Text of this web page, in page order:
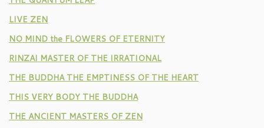
LIVE ZEN
NO MIND the FLOWERS OF ETERNITY
RINZAI MASTER OF THE IRRATIONAL
THE BUDDHA THE EMPTINESS OF THE HEART
THIS VERY BODY THE BUDDHA
THE ANCIENT MASTERS OF ZEN